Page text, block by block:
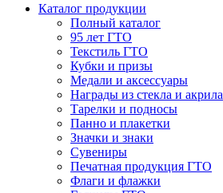
Каталог продукции
Полный каталог
95 лет ГТО
Текстиль ГТО
Кубки и призы
Медали и аксессуары
Награды из стекла и акрила
Тарелки и подносы
Панно и плакетки
Значки и знаки
Сувениры
Печатная продукция ГТО
Флаги и флажки